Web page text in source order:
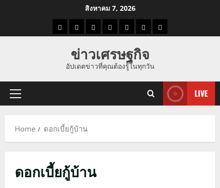
สิงหาคม 7, 2026
ราคาแนว
ราคา
ทอง
ข่าว
นี้
ข่าว
ดูด
ที่
ผู้ชาย
ข่าวเศรษฐกิจ
อัปเดตข่าวที่คุณต้องรู้ในทุกวัน
Primary
LIVE
Home ดอกเบี้ยกู้บ้าน
ดอกเบี้ยกู้บ้าน